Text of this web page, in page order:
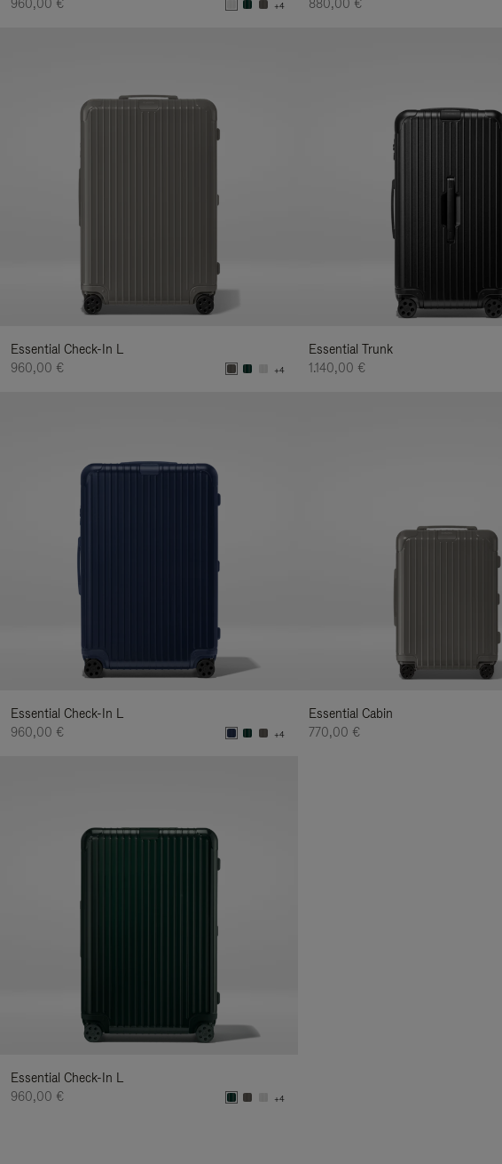
960,00 €
+4
880,00 €
Essential Check-In L
960,00 €
+4
Essential Trunk
1.140,00 €
Essential Check-In L
960,00 €
+4
Essential Cabin
770,00 €
Essential Check-In L
960,00 €
+4